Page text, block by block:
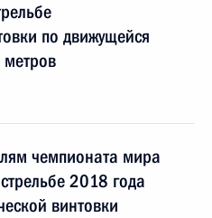
по движущейся
чемпионата мира
2018 года
винтовки